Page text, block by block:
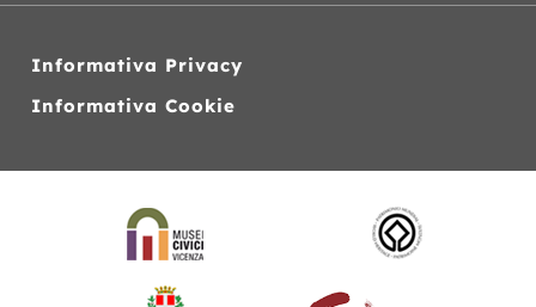
Informativa Privacy
Informativa Cookie